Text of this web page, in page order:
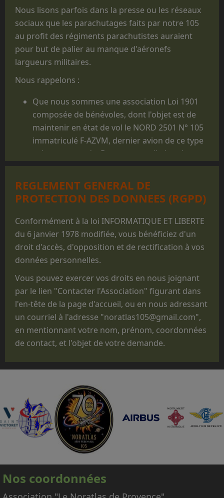
Nous lisons parfois dans la presse ou les réseaux
sociaux que les parachutages faits par notre 105
au profit des régiments parachutistes auraient
pour but de palier au manque d'aéronefs
largueurs militaires.
Nous rappelons :
Que nous sommes une association Loi 1901
composée de bénévoles, dont l'objet est de
maintenir en état de vol le NORD 2501 N° 105
immatriculé F-AZVM, dernier avion de ce type
volant au monde. De cet appareil, dont la
largués des milliers de jeunes gens, et il reste
un appareil mythique dans le monde du
parachutisme militaire.
Que les prestations faites au profit des
structures militaires des 3 Armées ne sont
réalisées que pour des parachutages
ponctuels exécutés lors de manifestations
commémorations, des anniversaires, des
"Journées Portes ouvertes", des journées des
familles, des baptêmes de promotion, des
fêtes d'unité ou pour des passations de
commandement.
Que le statut administratif de notre avion,
(CNRAC) ne nous permet pas d'embarquer des
passagers autres que les membres
d'équipage adhérents à l'association,
nécessaires à la conduite et à la mise en
œuvre de l'avion.
En conséquence, nous regrettons donc de ne
pas pouvoir répondre aux nombreuses
demandes d'embarquement sur le Noratlas, à
titre gracieux ou payant.
REGLEMENT GENERAL DE
PROTECTION DES DONNEES (RGPD)
Conformément à la loi INFORMATIQUE ET LIBERTE
du 6 janvier 1978 modifiée, vous bénéficiez d'un
droit d'accès, d'opposition et de rectification à vos
données personnelles.
Vous pouvez exercer vos droits en nous joignant
par le lien "Contacter l'Association" figurant dans
l'en-tête de la page d'accueil, ou en nous adressant
un courriel à l'adresse "noratlas105@gmail.com",
en mentionnant votre nom, prénom, coordonnées
de contact, et l'objet de votre demande.
Nos coordonnées